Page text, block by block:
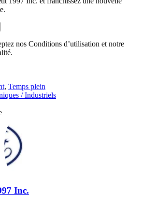
nos Conditions d’utilisation et notre
, Temps plein
/ Industriels
Inc.